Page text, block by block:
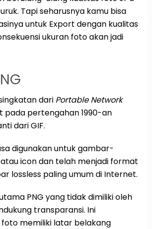
Tapi seharusnya kamu bisa
untuk Export dengan kualitas
ukuran foto akan jadi
dari Portable Network
pada pertengahan 1990-an
dari GIF.
digunakan untuk gambar-
icon dan telah menjadi format
lossless paling umum di Internet.
PNG yang tidak dimiliki oleh
transparansi. Ini
memiliki latar belakang